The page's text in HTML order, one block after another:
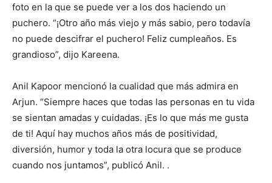
foto en la que se puede ver a los dos haciendo un
puchero. “¡Otro año más viejo y más sabio, pero todavía
no puede descifrar el puchero! Feliz cumpleaños. Es
grandioso”, dijo Kareena.
Anil Kapoor mencionó la cualidad que más admira en
Arjun. “Siempre haces que todas las personas en tu vida
se sientan amadas y cuidadas. ¡Es lo que más me gusta
de ti! Aquí hay muchos años más de positividad,
diversión, humor y toda la otra locura que se produce
cuando nos juntamos”, publicó Anil. .